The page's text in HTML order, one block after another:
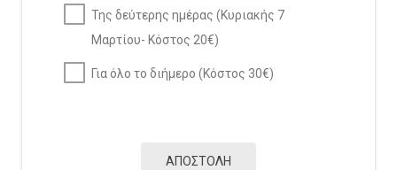
Της δεύτερης ημέρας (Κυριακής 7
Μαρτίου- Κόστος 20€)
Για όλο το διήμερο (Κόστος 30€)
ΑΠΟΣΤΟΛΗ